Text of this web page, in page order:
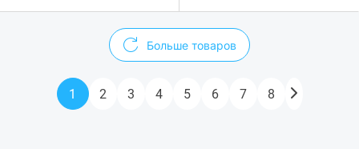
Больше товаров
1 2 3 4 5 6 7 8